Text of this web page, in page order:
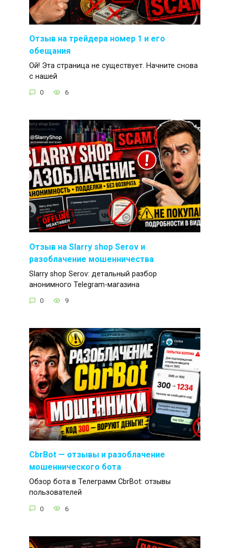
Отзыв на трейдера номер 1 и его
обещания
Ой! Эта страница не существует. Начните снова
с нашей
0 6
Отзыв на Slarry shop Serov и
разоблачение мошенничества
Slarry shop Serov: детальный разбор
анонимного Telegram-магазина
0 9
CbrBot — отзывы и разоблачение
мошеннического бота
Обзор бота в Телеграмм CbrBot: отзывы
пользователей
0 6